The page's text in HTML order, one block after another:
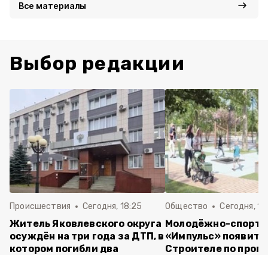
Все материалы
Выбор редакции
Происшествия Сегодня, 18:25
Житель Яковлевского округа
осуждён на три года за ДТП, в
котором погибли два
Общество Сегодня,
Молодёжно-
«Импульс»
Строителе по